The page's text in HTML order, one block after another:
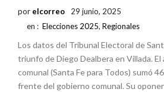
por elcorreo
29 junio, 2025
en : Elecciones 2025, Regionales
Los datos del Tribunal Electoral de
triunfo de Diego Dealbera en Villada.
comunal (Santa Fe para Todos) sumó
frente del gobierno comunal. Su